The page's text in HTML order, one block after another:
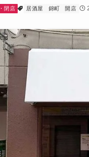
閉店 居酒屋 錦町 開店